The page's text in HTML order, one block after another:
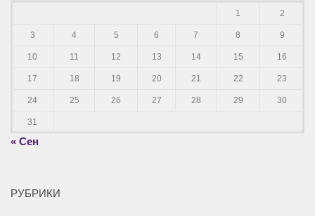
1 2
3 4 5 6 7 8 9
10 11 12 13 14 15 16
17 18 19 20 21 22 23
24 25 26 27 28 29 30
31
« Сен
РУБРИКИ